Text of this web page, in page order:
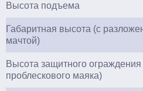
Высота подъема
Габаритная высота (с
мачтой)
Высота защитного ограждения
проблескового маяка)